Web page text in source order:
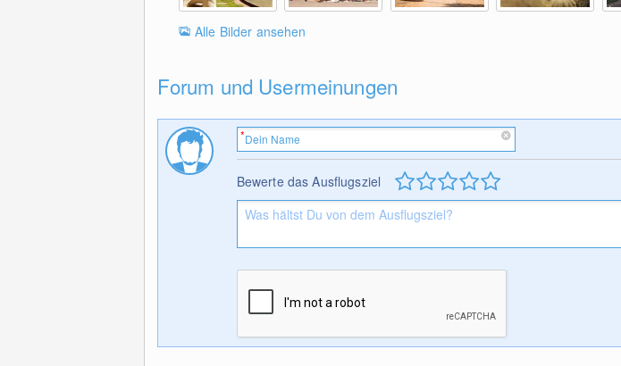
Alle Bilder ansehen
Forum und Usermeinungen
Bewerte das Ausflugsziel